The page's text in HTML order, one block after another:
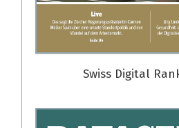
Swiss Digital